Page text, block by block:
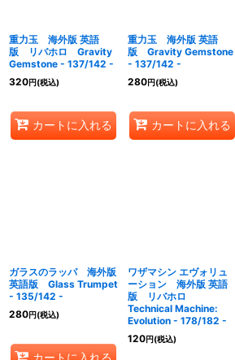
重力玉 海外版 英語
版 リバホロ Gravity
Gemstone - 137/142 -
320円(税込)
カートに入れる
重力玉 海外版 英語
版 Gravity Gemstone
- 137/142 -
280円(税込)
カートに入れる
ガラスのラッパ 海外版
英語版 Glass Trumpet
- 135/142 -
280円(税込)
カートに入れる
ワザマシン エヴォリュ
ーション 海外版 英語
版 リバホロ
Technical Machine:
Evolution - 178/182 -
120円(税込)